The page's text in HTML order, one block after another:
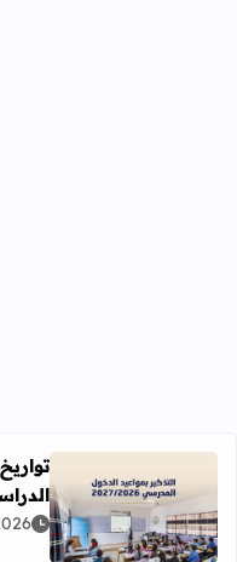
اقرأ المزيد عن
الدراسي